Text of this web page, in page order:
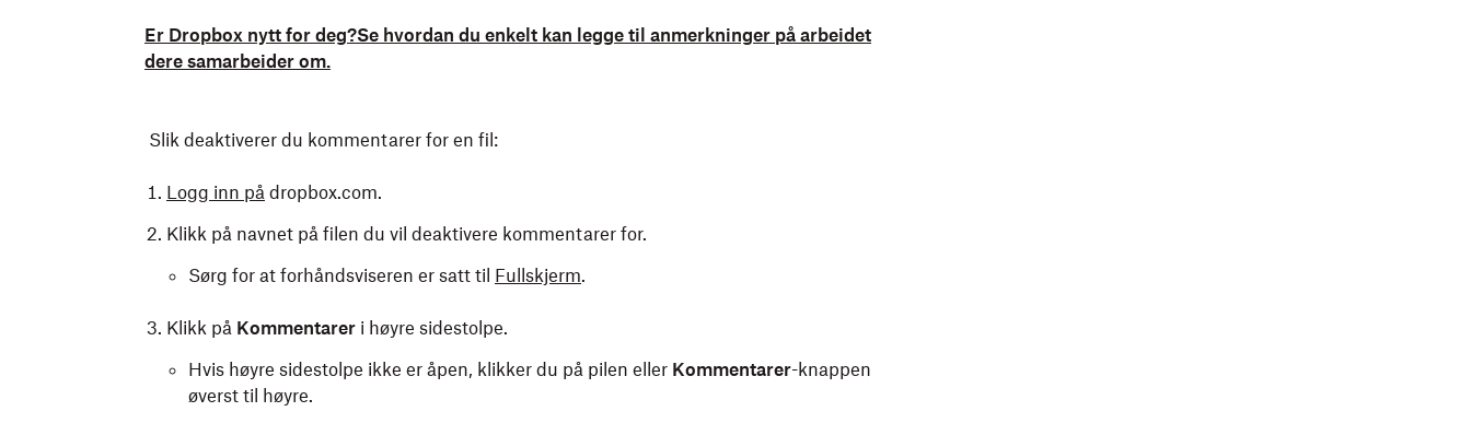
Er Dropbox nytt for deg?Se hvordan du enkelt kan legge til anmerkninger på arbeidet
dere samarbeider om.
Slik deaktiverer du kommentarer for en fil:
Logg inn på dropbox.com.
Klikk på navnet på filen du vil deaktivere kommentarer for.
Sørg for at forhåndsviseren er satt til Fullskjerm.
Klikk på Kommentarer i høyre sidestolpe.
Hvis høyre sidestolpe ikke er åpen, klikker du på pilen eller Kommentarer-knappen
øverst til høyre.